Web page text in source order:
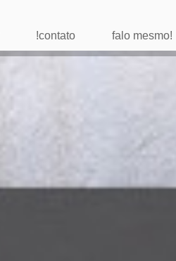
!contato falo mesmo!